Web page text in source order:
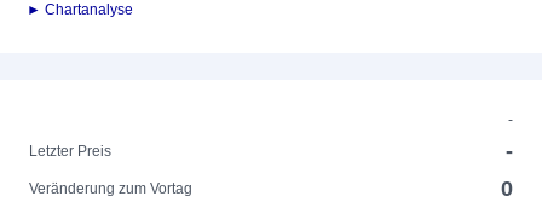
► Chartanalyse
-
Letzter Preis
-
Veränderung zum Vortag 0